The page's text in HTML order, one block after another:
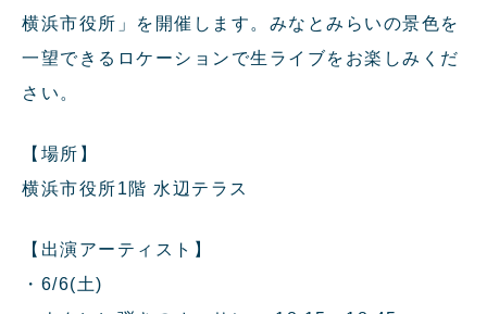
横浜市役所」を開催します。みなとみらいの景色を
一望できるロケーションで生ライブをお楽しみくだ
さい。
【場所】
横浜市役所1階 水辺テラス
【出演アーティスト】
・6/6(土)